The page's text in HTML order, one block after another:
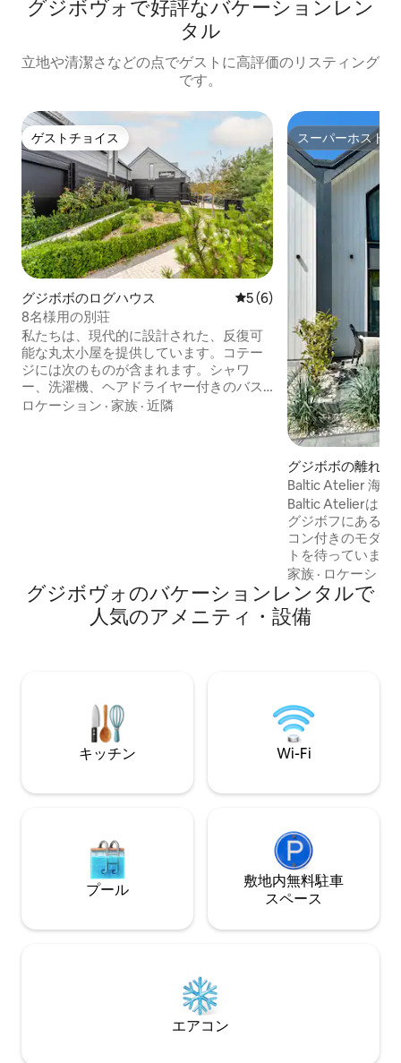
グジボヴォで好評なバケーションレン
タル
立地や清潔さなどの点でゲストに高評価のリスティング
です。
ゲストチョイス
ゲストチョイス
グジボボのログハウス レビュー6件、5つ星中5つ
5 (6)
8名様用の別荘
私たちは、現代的に設計された、反復可
能な丸太小屋を提供しています。コテー
ジには次のものが含まれます。シャワ
ー、洗濯機、ヘアドライヤー付きのバス
ルーム。キッチンには、4つのバーナー、
ロケーション · 家族 · 近隣
スーパーホスト
スーパーホスト
グジボボの離れ
Baltic Atelier 海辺
Baltic Atelierは、
グジボフにある、
コン付きのモダンな
トを待っていま
ビングルーム、ソ
グエリア、テレビ
ングヒーター、食
備、カプセルコー
（追加料金）
家族 · ロケーショ
グジボヴォのバケーションレンタルで
人気のアメニティ・設備
キッチン Wi-Fi
プール
敷地内無料駐⁠車
ス⁠ペ⁠ー⁠ス
エアコン